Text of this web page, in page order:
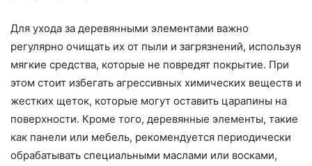
Для ухода за деревянными элементами важно
регулярно очищать их от пыли и загрязнений, используя
мягкие средства, которые не повредят покрытие. При
этом стоит избегать агрессивных химических веществ и
жестких щеток, которые могут оставить царапины на
поверхности. Кроме того, деревянные элементы, такие
как панели или мебель, рекомендуется периодически
обрабатывать специальными маслами или восками,